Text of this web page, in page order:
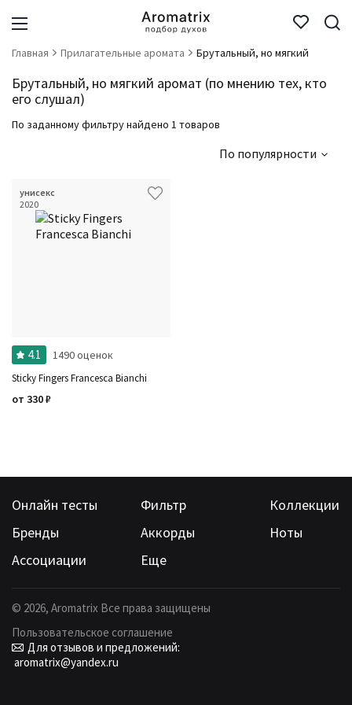
Главная Прилагательные аромата Брутальный, но мягкий
Брутальный, но мягкий аромат (по мнению тех, кто
его слушал)
По заданному фильтру найдено 1 товаров
По популярности
унисекс
2020
4.1 1490 оценок
Sticky Fingers Francesca Bianchi
от 330₽
Онлайн тесты Фильтр
Коллекции
Бренды
Аккорды
Ноты
Ассоциации
Еще
© 2026, Aromatrix Все права защищены
Пользовательское соглашение
Для отзывов и предложений:
aromatrix@yandex.ru